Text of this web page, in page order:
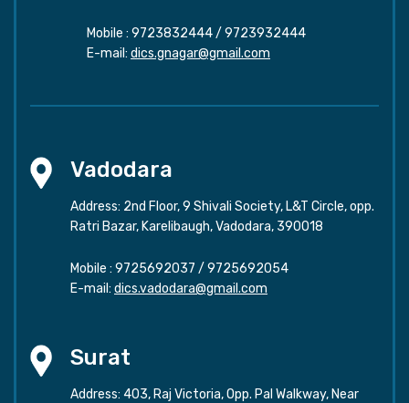
Mobile : 9723832444/ 9723932444
E-mail: dics.gnagar@gmail.com
Vadodara
Address: 2nd Floor, 9 Shivali Society, L&T Circle, opp.
Ratri Bazar, Karelibaugh, Vadodara, 390018
Mobile : 9725692037 / 9725692054
E-mail: dics.vadodara@gmail.com
Surat
Address: 403, Raj Victoria, Opp. Pal Walkway, Near